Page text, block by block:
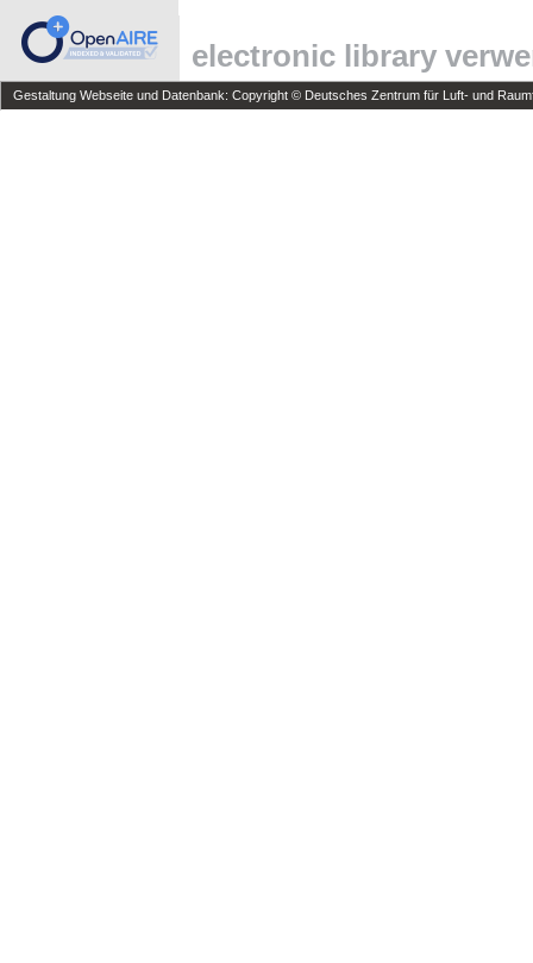
electronic library
Gestaltung Webseite und Datenbank: Copyright © Deutsches Zentrum für Luft- und